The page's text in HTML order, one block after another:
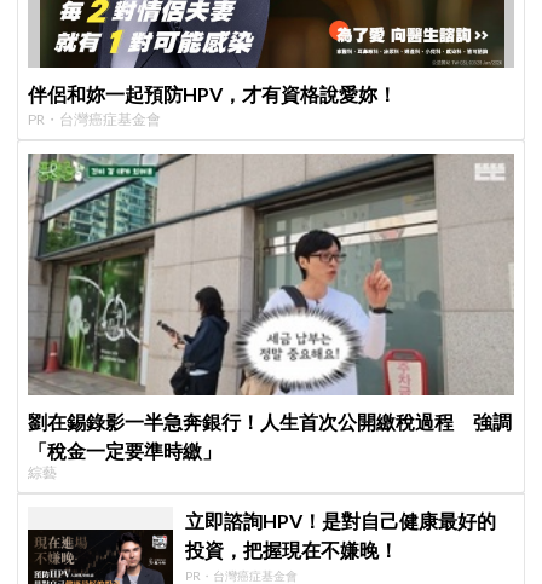
伴侶和妳一起預防HPV，才有資格說愛妳！
PR・台灣癌症基金會
劉在錫錄影一半急奔銀行！人生首次公開繳稅過程 強調
「稅金一定要準時繳」
綜藝
立即諮詢HPV！是對自己健康最好的
投資，把握現在不嫌晚！
PR・台灣癌症基金會